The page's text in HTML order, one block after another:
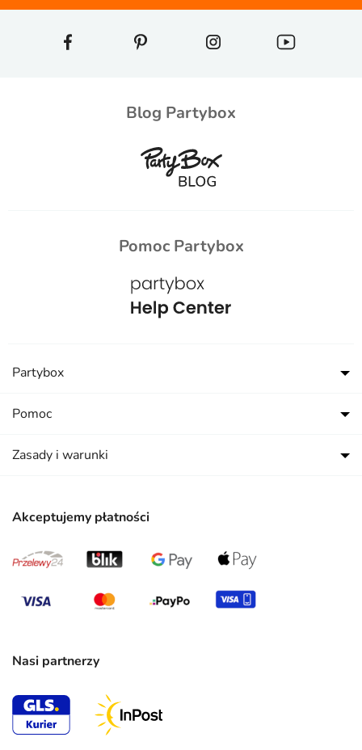
Blog Partybox
Pomoc Partybox
Akceptujemy płatności
Nasi partnerzy
Partybox
Pomoc
Zasady i warunki